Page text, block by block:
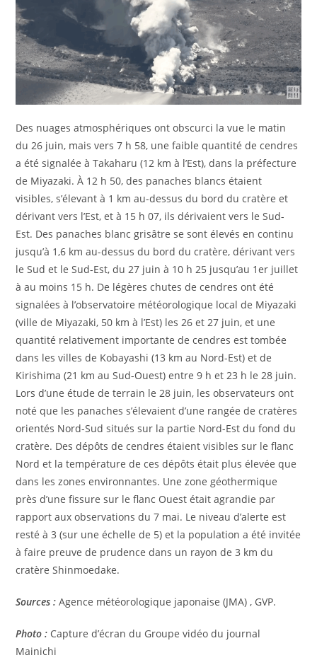
Des nuages ​​atmosphériques ont obscurci la vue le matin
du 26 juin, mais vers 7 h 58, une faible quantité de cendres
a été signalée à Takaharu (12 km à l’Est), dans la préfecture
de Miyazaki. À 12 h 50, des panaches blancs étaient
visibles, s’élevant à 1 km au-dessus du bord du cratère et
dérivant vers l’Est, et à 15 h 07, ils dérivaient vers le Sud-
Est. Des panaches blanc grisâtre se sont élevés en continu
jusqu’à 1,6 km au-dessus du bord du cratère, dérivant vers
le Sud et le Sud-Est, du 27 juin à 10 h 25 jusqu’au 1er juillet
à au moins 15 h. De légères chutes de cendres ont été
signalées à l’observatoire météorologique local de Miyazaki
(ville de Miyazaki, 50 km à l’Est) les 26 et 27 juin, et une
quantité relativement importante de cendres est tombée
dans les villes de Kobayashi (13 km au Nord-Est) et de
Kirishima (21 km au Sud-Ouest) entre 9 h et 23 h le 28 juin.
Lors d’une étude de terrain le 28 juin, les observateurs ont
noté que les panaches s’élevaient d’une rangée de cratères
orientés Nord-Sud situés sur la partie Nord-Est du fond du
cratère. Des dépôts de cendres étaient visibles sur le flanc
Nord et la température de ces dépôts était plus élevée que
dans les zones environnantes. Une zone géothermique
près d’une fissure sur le flanc Ouest était agrandie par
rapport aux observations du 7 mai. Le niveau d’alerte est
resté à 3 (sur une échelle de 5) et la population a été invitée
à faire preuve de prudence dans un rayon de 3 km du
cratère Shinmoedake.
Sources : Agence météorologique japonaise (JMA) , GVP.
Photo : Capture d’écran du Groupe vidéo du journal
Mainichi